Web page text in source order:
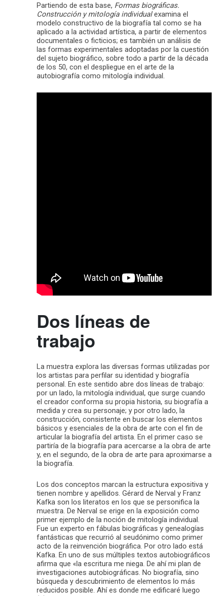
Partiendo de esta base, Formas biográficas.
Construcción y mitología individualexamina el
modelo constructivo de la biografía tal como se ha
aplicado a la actividad artística, a partir de elementos
documentales o ficticios; es también un análisis de
las formas experimentales adoptadas por la cuestión
del sujeto biográfico, sobre todo a partir de la década
de los 50, con el despliegue en el arte de la
autobiografía como mitología individual.
Dos líneas de
trabajo
La muestra explora las diversas formas utilizadas por
los artistas para perfilar su identidad y biografía
personal. En este sentido abre dos líneas de trabajo:
por un lado, la mitología individual, que surge cuando
el creador conforma su propia historia, su biografía a
medida y crea su personaje; y por otro lado, la
construcción, consistente en buscar los elementos
básicos y esenciales de la obra de arte con el fin de
articular la biografía del artista. En el primer caso se
partiría de la biografía para acercarse a la obra de arte
y, en el segundo, de la obra de arte para aproximarse a
la biografía.
Los dos conceptos marcan la estructura expositiva y
tienen nombre y apellidos. Gérard de Nerval y Franz
Kafka son los literatos en los que se personifica la
muestra. De Nerval se erige en la exposición como
primer ejemplo de la noción de mitología individual.
Fue un experto en fábulas biográficas y genealogías
fantásticas que recurrió al seudónimo como primer
acto de la reinvención biográfica. Por otro lado está
Kafka. En uno de sus múltiples textos autobiográficos
afirma que «la escritura me niega. De ahí mi plan de
investigaciones autobiográficas. No biografía, sino
búsqueda y descubrimiento de elementos lo más
reducidos posible. Ahí es donde me edificaré luego